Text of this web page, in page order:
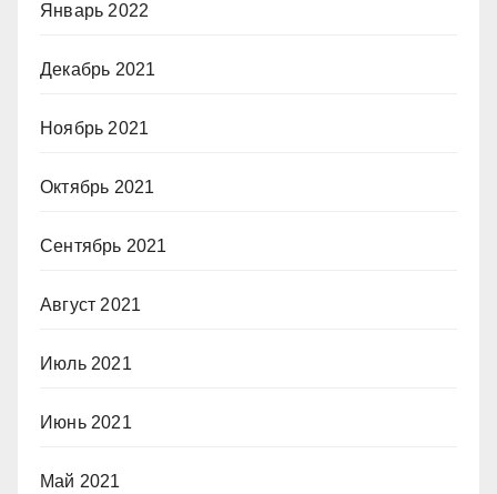
Январь 2022
Декабрь 2021
Ноябрь 2021
Октябрь 2021
Сентябрь 2021
Август 2021
Июль 2021
Июнь 2021
Май 2021